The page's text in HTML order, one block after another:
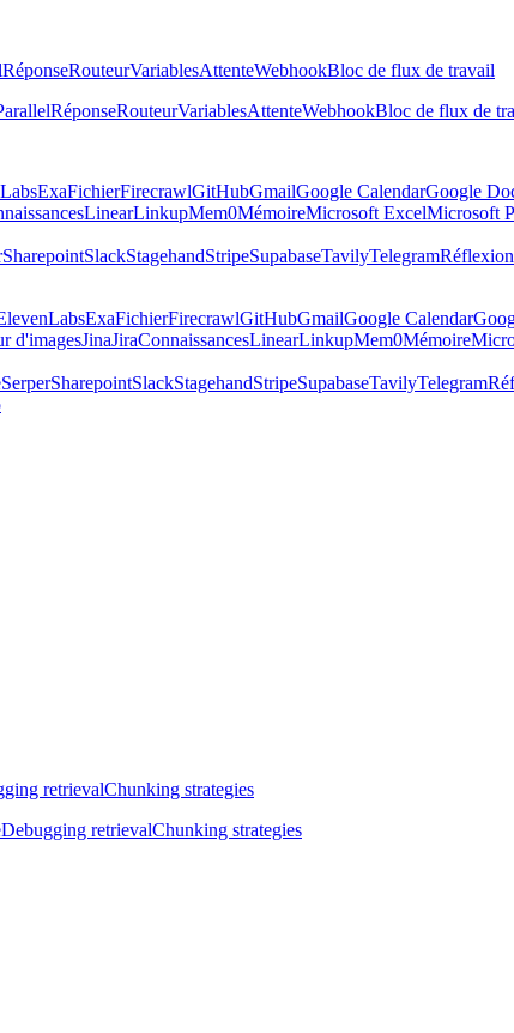
RéponseRouteurVariablesAttenteWebhookBloc de flux de travail
RéponseRouteurVariablesAttenteWebhookBloc de flux de
ExaFichierFirecrawlGitHubGmailGoogle CalendarGoogle
LinearLinkupMem0MémoireMicrosoft ExcelMicrosoft
SharepointSlackStagehandStripeSupabaseTavilyTelegramRéflexion
ExaFichierFirecrawlGitHubGmailGoogle Calendar
d'imagesJinaJiraConnaissancesLinearLinkupMem0Mémoire
SerperSharepointSlackStagehandStripeSupabaseTavilyTelegram
retrievalChunking strategies
Debugging retrievalChunking strategies